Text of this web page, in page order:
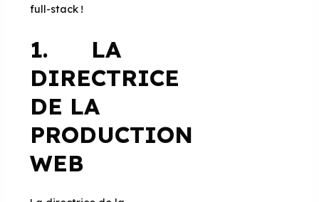
full-stack !
1. LA
DIRECTRICE
DE LA
PRODUCTION
WEB